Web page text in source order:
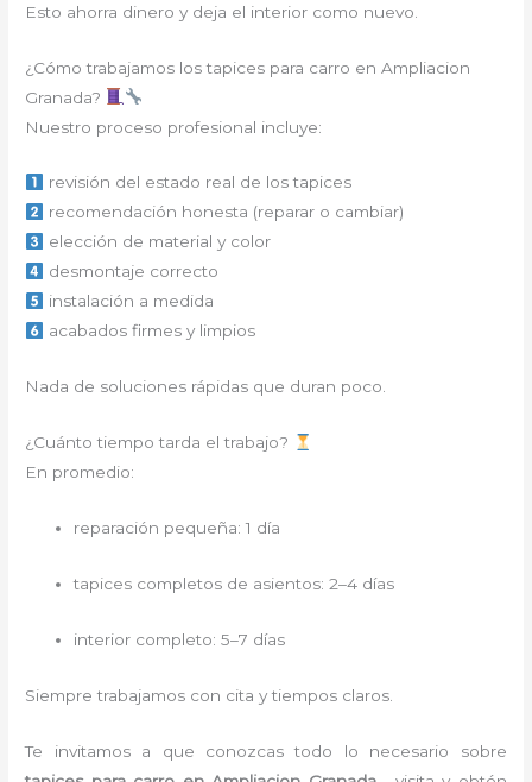
Esto ahorra dinero y deja el interior como nuevo.
¿Cómo trabajamos los tapices para carro en Ampliacion
Granada?
Nuestro proceso profesional incluye:
revisión del estado real de los tapices
recomendación honesta (reparar o cambiar)
elección de material y color
desmontaje correcto
instalación a medida
acabados firmes y limpios
Nada de soluciones rápidas que duran poco.
¿Cuánto tiempo tarda el trabajo?
En promedio:
reparación pequeña: 1 día
tapices completos de asientos: 2–4 días
interior completo: 5–7 días
Siempre trabajamos con cita y tiempos claros.
Te invitamos a que conozcas todo lo necesario sobre